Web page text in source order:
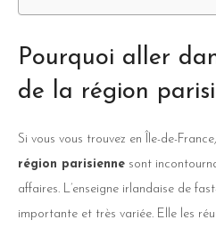
Pourquoi aller
de la région
Si vous vous trouvez en Île-de-
région parisienne sont
affaires. L’enseigne irlandaise de
importante et très variée. Elle les